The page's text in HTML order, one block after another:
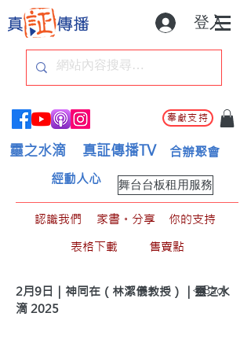
登入
奉獻支持
靈之水滴 真証傳播TV 合辦聚會
舞台台板租用服務
經動人心
認識我們 家書。分享
你的支持
表格下載
售賣點
2月9日｜神同在（林潔儀教授）｜靈之水
滴 2025
< Back